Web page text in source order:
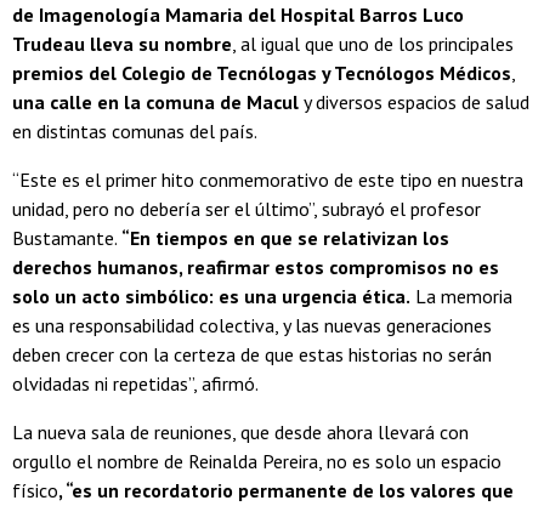
de Imagenología Mamaria del Hospital Barros Luco
Trudeau lleva su nombre, al igual que uno de los principales
premios del Colegio de Tecnólogas y Tecnólogos Médicos,
una calle en la comuna de Macul y diversos espacios de salud
en distintas comunas del país.
“Este es el primer hito conmemorativo de este tipo en nuestra
unidad, pero no debería ser el último”, subrayó el profesor
Bustamante. “En tiempos en que se relativizan los
derechos humanos, reafirmar estos compromisos no es
solo un acto simbólico: es una urgencia ética. La memoria
es una responsabilidad colectiva, y las nuevas generaciones
deben crecer con la certeza de que estas historias no serán
olvidadas ni repetidas”, afirmó.
La nueva sala de reuniones, que desde ahora llevará con
orgullo el nombre de Reinalda Pereira, no es solo un espacio
físico, “es un recordatorio permanente de los valores que